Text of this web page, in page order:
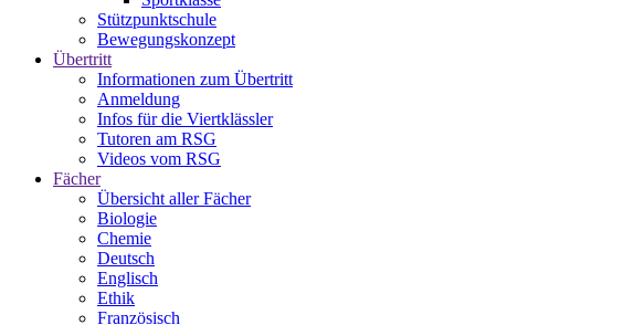
Stützpunktschule
Bewegungskonzept
Übertritt
Informationen zum Übertritt
Anmeldung
Infos für die Viertklässler
Tutoren am RSG
Videos vom RSG
Fächer
Übersicht aller Fächer
Biologie
Chemie
Deutsch
Englisch
Ethik
Französisch